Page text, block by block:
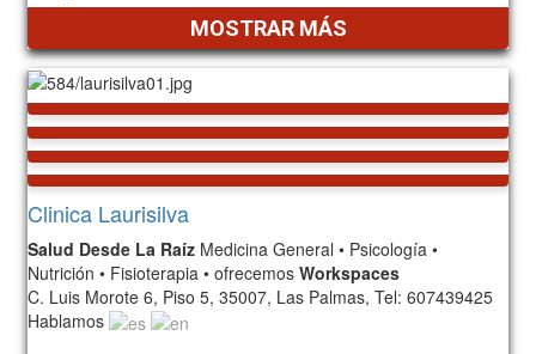
MOSTRAR MÁS
Clinica Laurisilva
Salud Desde La Raíz Medicina General • Psicología •
Nutrición • Fisioterapia • ofrecemos Workspaces
C. Luis Morote 6, Piso 5, 35007, Las Palmas, Tel: 607439425
Hablamos